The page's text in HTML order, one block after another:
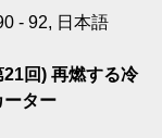
- 92, 日本語
回) 再燃する冷
ーター